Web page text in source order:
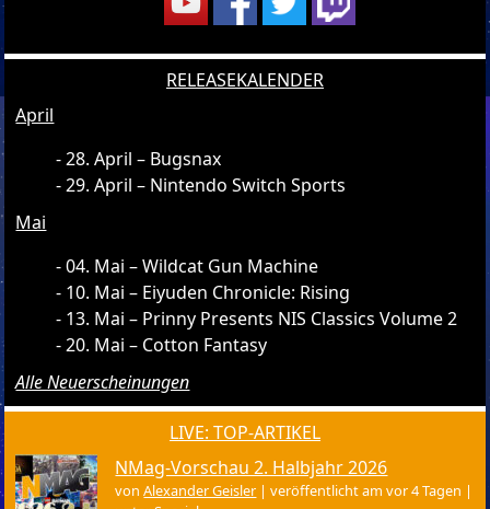
RELEASEKALENDER
April
28. April – Bugsnax
29. April – Nintendo Switch Sports
Mai
04. Mai – Wildcat Gun Machine
10. Mai – Eiyuden Chronicle: Rising
13. Mai – Prinny Presents NIS Classics Volume 2
20. Mai – Cotton Fantasy
Alle Neuerscheinungen
LIVE: TOP-ARTIKEL
NMag-Vorschau 2. Halbjahr 2026
vonAlexander Geisler |veröffentlicht am vor 4 Tagen |